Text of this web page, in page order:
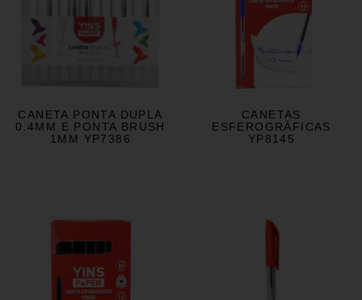
CANETA PONTA DUPLA
0.4MM E PONTA BRUSH
1MM YP7386
CANETAS
ESFEROGRÁFICAS
YP8145